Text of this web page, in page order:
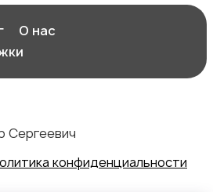
О нас
Сергеевич
конфиденциальности